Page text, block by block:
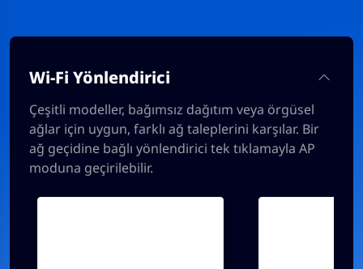
Wi-Fi Yönlendirici
Çeşitli modeller, bağımsız dağıtım veya örgüsel
ağlar için uygun, farklı ağ taleplerini karşılar. Bir
ağ geçidine bağlı yönlendirici tek tıklamayla AP
moduna geçirilebilir.